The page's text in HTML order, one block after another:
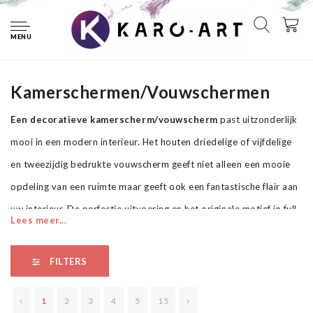
MENU
Kamerschermen
Kamerschermen
Kamerschermen/Vouwschermen
Een decoratieve kamerscherm/vouwscherm past uitzonderlijk
mooi in een modern interieur. Het houten driedelige of vijfdelige
en tweezijdig bedrukte vouwscherm geeft niet alleen een mooie
opdeling van een ruimte maar geeft ook een fantastische flair aan
uw interieur. De perfectie uitvoering en het originele motief in full
Een prachtig kamerscherm is een zeer originele versiering en kan
bijvoorbeeld prima worden toegepast in woningen of
Lees meer...
FILTERS
1 2 3 4 5 15